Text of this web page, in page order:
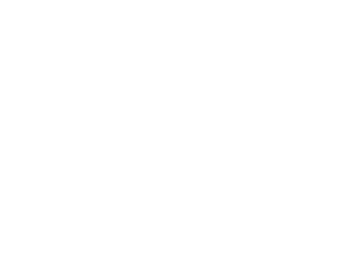
～ 〈3歳未満〉無料